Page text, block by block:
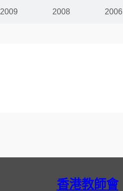
2009 2008 2006
香港教師會